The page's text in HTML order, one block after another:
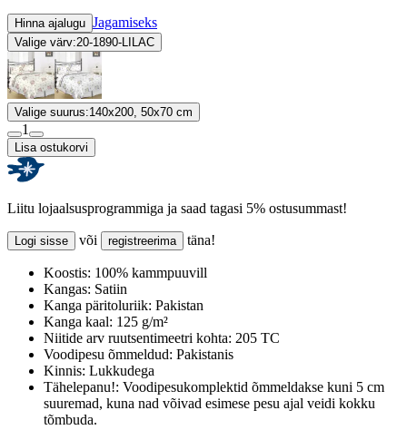
Hinna ajalugu Jagamiseks
Valige värv:20-1890-LILAC
Valige suurus:140x200, 50x70 cm
1
Lisa ostukorvi
Liitu lojaalsusprogrammiga ja saad tagasi 5% ostusummast!
Logi sisse või registreerima täna!
Koostis: 100% kammpuuvill
Kangas: Satiin
Kanga päritoluriik: Pakistan
Kanga kaal: 125 g/m²
Niitide arv ruutsentimeetri kohta: 205 TC
Voodipesu õmmeldud: Pakistanis
Kinnis: Lukkudega
Tähelepanu!: Voodipesukomplektid õmmeldakse kuni 5 cm
suuremad, kuna nad võivad esimese pesu ajal veidi kokku
tõmbuda.